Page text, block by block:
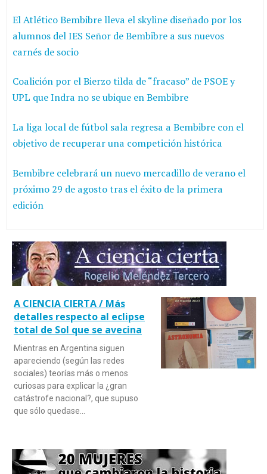
El Atlético Bembibre lleva el skyline diseñado por los
alumnos del IES Señor de Bembibre a sus nuevos
carnés de socio
Coalición por el Bierzo tilda de “fracaso” de PSOE y
UPL que Indra no se ubique en Bembibre
La liga local de fútbol sala regresa a Bembibre con el
objetivo de recuperar una competición histórica
Bembibre celebrará un nuevo mercadillo de verano el
próximo 29 de agosto tras el éxito de la primera
edición
A CIENCIA CIERTA / Más
detalles respecto al eclipse
total de Sol que se avecina
Mientras en Argentina siguen
apareciendo (según las redes
sociales) teorías más o menos
curiosas para explicar la ¿gran
catástrofe nacional?, que supuso
que sólo quedase…